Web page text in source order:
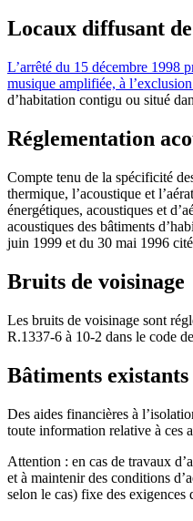
Locaux diffusant
L’arrêté du 15 décembre 1998
musique amplifiée, à
d’habitation contigu ou situé
Réglementation
Compte tenu de la spécificité
thermique, l’acoustique et
énergétiques, acoustiques et
acoustiques des bâtiments
juin 1999 et du 30 mai 1996
Bruits de voisinage
Les bruits de voisinage sont
R.1337-6 à 10-2 dans le code
Bâtiments existants
Des aides financières à
toute information relative à ces
Attention : en cas de travaux
et à maintenir des conditions
selon le cas) fixe des